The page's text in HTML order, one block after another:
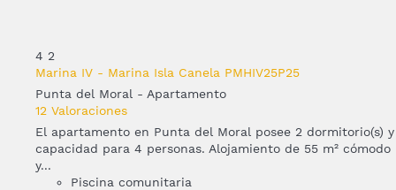
4 2
Marina IV - Marina Isla Canela PMHIV25P25
Punta del Moral - Apartamento
12 Valoraciones
El apartamento en Punta del Moral posee 2 dormitorio(s) y
capacidad para 4 personas. Alojamiento de 55 m² cómodo
y...
Piscina comunitaria